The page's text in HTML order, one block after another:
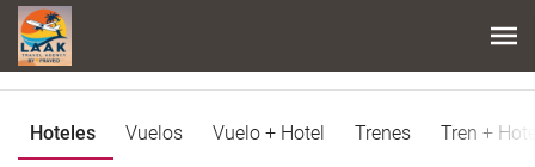
Hoteles Vuelos Vuelo + Hotel Trenes Tren +